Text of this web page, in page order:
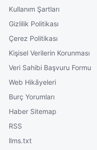
Kullanım Şartları
Gizlilik Politikası
Çerez Politikası
Kişisel Verilerin Korunması
Veri Sahibi Başvuru Formu
Web Hikâyeleri
Burç Yorumları
Haber Sitemap
RSS
llms.txt